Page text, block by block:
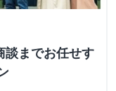
談までお任せす